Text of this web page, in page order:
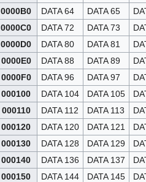
0000B0
DATA 64 DATA 65
0000C0
DATA 72 DATA 73
0000D0
DATA 80 DATA 81
0000E0
DATA 88 DATA 89
0000F0
DATA 96 DATA 97
000100
DATA 104 DATA 105
000110
DATA 112 DATA 113
000120
DATA 120 DATA 121
000130
DATA 128 DATA 129
000140
DATA 136 DATA 137
000150
DATA 144 DATA 145